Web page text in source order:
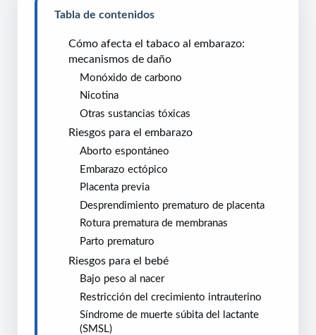
Tabla de contenidos
Cómo afecta el tabaco al embarazo:
mecanismos de daño
Monóxido de carbono
Nicotina
Otras sustancias tóxicas
Riesgos para el embarazo
Aborto espontáneo
Embarazo ectópico
Placenta previa
Desprendimiento prematuro de placenta
Rotura prematura de membranas
Parto prematuro
Riesgos para el bebé
Bajo peso al nacer
Restricción del crecimiento intrauterino
Síndrome de muerte súbita del lactante
(SMSL)